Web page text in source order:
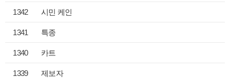
1342 시민 케인
1341 특종
1340 카트
1339 제보자